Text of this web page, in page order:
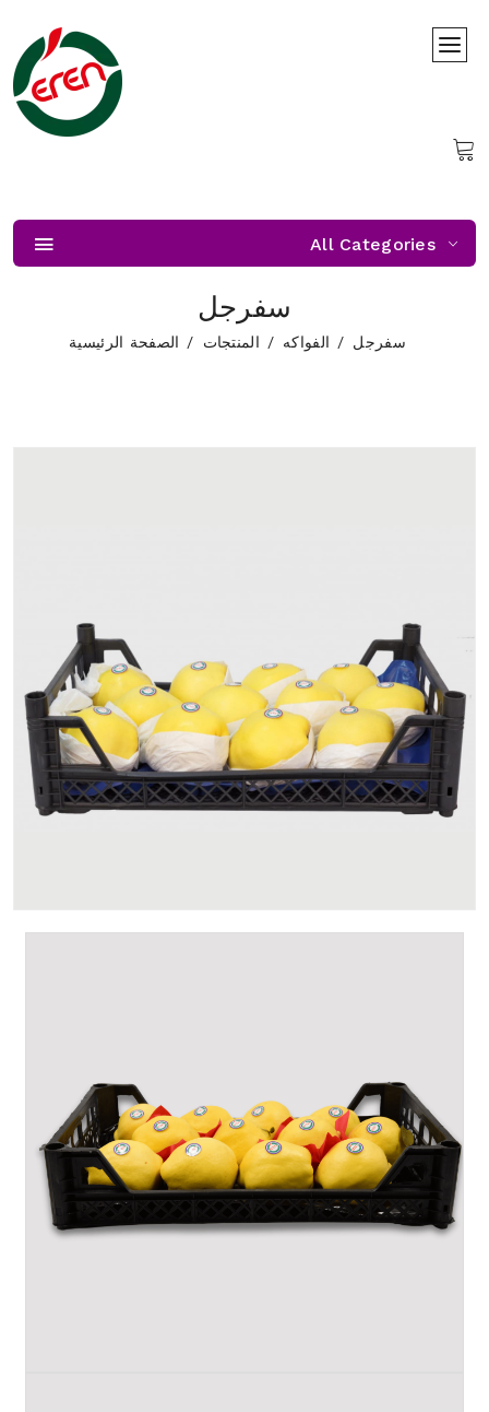
All Categories
سفرجل
الصفحة الرئيسية المنتجات الفواكه سفرجل